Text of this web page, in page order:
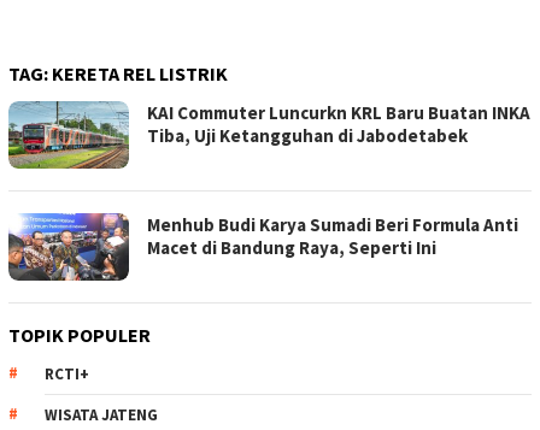
TAG: KERETA REL LISTRIK
KAI Commuter Luncurkn KRL Baru Buatan INKA
Tiba, Uji Ketangguhan di Jabodetabek
Menhub Budi Karya Sumadi Beri Formula Anti
Macet di Bandung Raya, Seperti Ini
TOPIK POPULER
RCTI+
WISATA JATENG